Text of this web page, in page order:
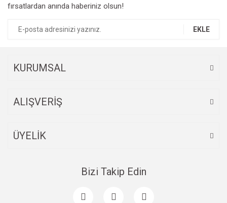
fırsatlardan anında haberiniz olsun!
EKLE
KURUMSAL
ALIŞVERİŞ
ÜYELİK
Bizi Takip Edin